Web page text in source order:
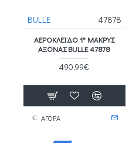
BULLE 47878
ΑΕΡΌΚΛΕΙΔΟ 1" ΜΑΚΡΎΣ
ΆΞΟΝΑΣ BULLE 47878
490,99€
ΑΓΟΡΑ